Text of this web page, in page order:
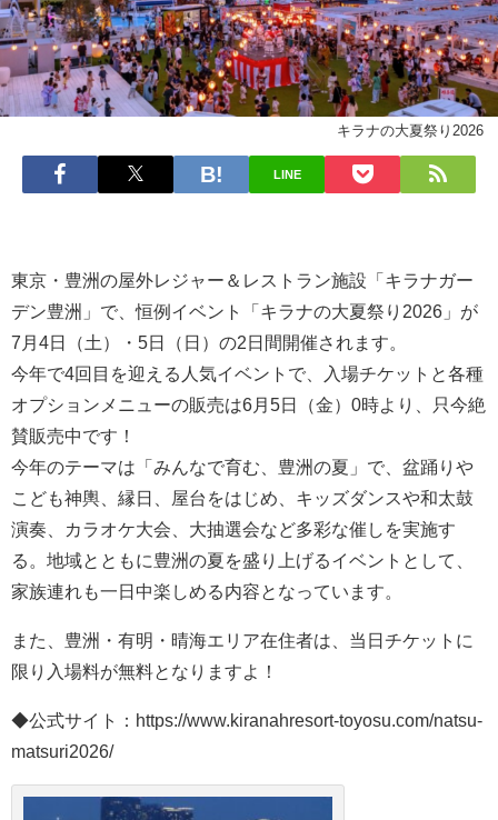
キラナの大夏祭り2026
LINE
東京・豊洲の屋外レジャー＆レストラン施設「キラナガー
デン豊洲」で、恒例イベント「キラナの大夏祭り2026」が
7月4日（土）・5日（日）の2日間開催されます。
今年で4回目を迎える人気イベントで、入場チケットと各種
オプションメニューの販売は6月5日（金）0時より、只今絶
賛販売中です！
今年のテーマは「みんなで育む、豊洲の夏」で、盆踊りや
こども神輿、縁日、屋台をはじめ、キッズダンスや和太鼓
演奏、カラオケ大会、大抽選会など多彩な催しを実施す
る。地域とともに豊洲の夏を盛り上げるイベントとして、
家族連れも一日中楽しめる内容となっています。
また、豊洲・有明・晴海エリア在住者は、当日チケットに
限り入場料が無料となりますよ！
◆公式サイト：https://www.kiranahresort-toyosu.com/natsu-
matsuri2026/